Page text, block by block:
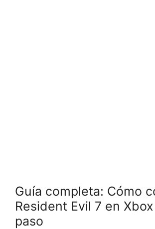
Guía completa: Cómo
Resident Evil 7 en
paso